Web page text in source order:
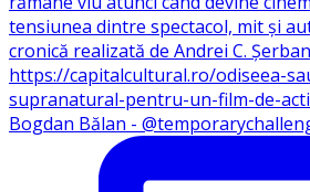
Bogdan Bălan -